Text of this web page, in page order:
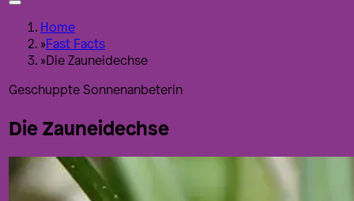
Home
»Fast Facts
»Die Zauneidechse
Geschuppte Sonnenanbeterin
Die Zauneidechse